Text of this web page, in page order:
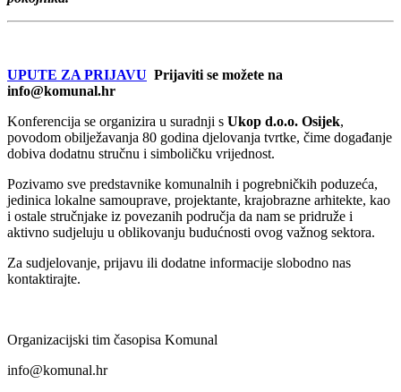
UPUTE ZA PRIJAVU Prijaviti se možete na
info@komunal.hr
Konferencija se organizira u suradnji s Ukop d.o.o. Osijek,
povodom obilježavanja 80 godina djelovanja tvrtke, čime događanje
dobiva dodatnu stručnu i simboličku vrijednost.
Pozivamo sve predstavnike komunalnih i pogrebničkih poduzeća,
jedinica lokalne samouprave, projektante, krajobrazne arhitekte, kao
i ostale stručnjake iz povezanih područja da nam se pridruže i
aktivno sudjeluju u oblikovanju budućnosti ovog važnog sektora.
Za sudjelovanje, prijavu ili dodatne informacije slobodno nas
kontaktirajte.
Organizacijski tim časopisa Komunal
info@komunal.hr